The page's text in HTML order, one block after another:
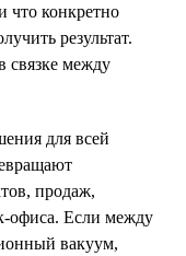
что конкретно
результат.
связке между
для всей
продаж,
офиса. Если между
вакуум,